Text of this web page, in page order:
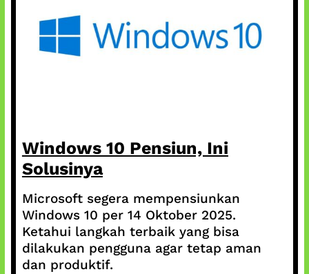
Windows 10 Pensiun, Ini
Solusinya
Microsoft segera mempensiunkan
Windows 10 per 14 Oktober 2025.
Ketahui langkah terbaik yang bisa
dilakukan pengguna agar tetap aman
dan produktif.